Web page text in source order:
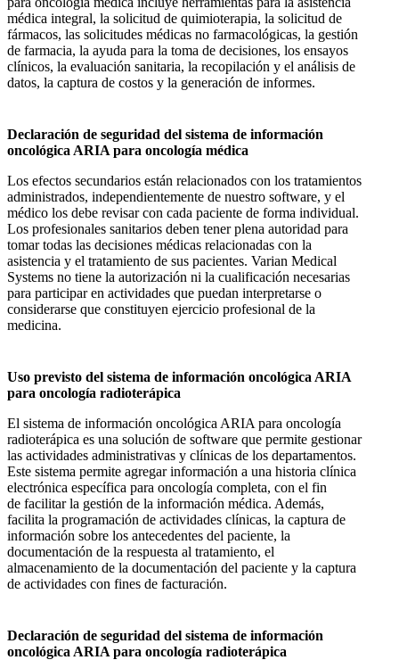
médica integral, la solicitud de quimioterapia, la solicitud de
fármacos, las solicitudes médicas no farmacológicas, la gestión
de farmacia, la ayuda para la toma de decisiones, los ensayos
clínicos, la evaluación sanitaria, la recopilación y el análisis de
datos, la captura de costos y la generación de informes.
Declaración de seguridad del sistema de información
oncológica ARIA para oncología médica
Los efectos secundarios están relacionados con los tratamientos
administrados, independientemente de nuestro software, y el
médico los debe revisar con cada paciente de forma individual.
Los profesionales sanitarios deben tener plena autoridad para
tomar todas las decisiones médicas relacionadas con la
asistencia y el tratamiento de sus pacientes. Varian Medical
Systems no tiene la autorización ni la cualificación necesarias
para participar en actividades que puedan interpretarse o
considerarse que constituyen ejercicio profesional de la
medicina.
Uso previsto del sistema de información oncológica ARIA
para oncología radioterápica
El sistema de información oncológica ARIA para oncología
radioterápica es una solución de software que permite gestionar
las actividades administrativas y clínicas de los departamentos.
Este sistema permite agregar información a una historia clínica
electrónica específica para oncología completa, con el fin
de facilitar la gestión de la información médica. Además,
facilita la programación de actividades clínicas, la captura de
información sobre los antecedentes del paciente, la
documentación de la respuesta al tratamiento, el
almacenamiento de la documentación del paciente y la captura
de actividades con fines de facturación.
Declaración de seguridad del sistema de información
oncológica ARIA para oncología radioterápica